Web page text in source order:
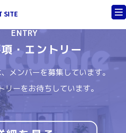
SITE
ENTRY
・エントリー
メンバーを募集しています。
リーをお待ちしています。